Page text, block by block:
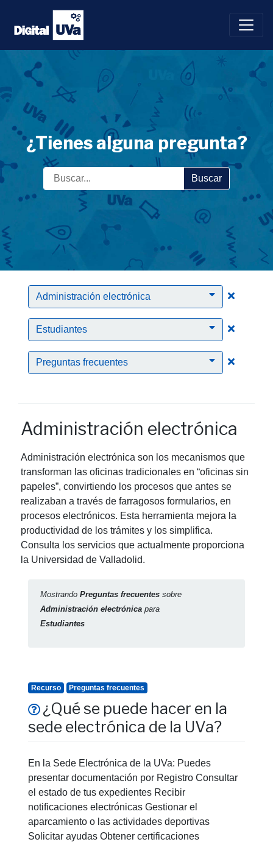
Saltar
contenido
¿Tienes alguna pregunta?
Buscar
Administración electrónica Clic
Estudiantes Clic
Preguntas frecuentes Clic
Administración electrónica
Administración electrónica son los mecanismos que
transforman las oficinas tradicionales en “oficinas sin
papeles”, convirtiendo los procesos que antes se
realizaban a través de farragosos formularios, en
procesos electrónicos. Esta herramienta mejora la
productividad de los trámites y los simplifica.
Consulta los servicios que actualmente proporciona
la Universidad de Valladolid.
Mostrando Preguntas frecuentes sobre
Administración electrónica para
Estudiantes
Recurso Preguntas frecuentes
¿Qué se puede hacer en la
sede electrónica de la UVa?
En la Sede Electrónica de la UVa: Puedes
presentar documentación por Registro Consultar
el estado de tus expedientes Recibir
notificaciones electrónicas Gestionar el
aparcamiento o las actividades deportivas
Solicitar ayudas Obtener certificaciones